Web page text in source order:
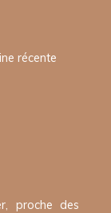
récente
proche des